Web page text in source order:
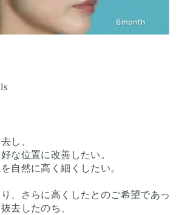
し、
な位置に改善したい。
自然に高く細くしたい。
、さらに高くしたとのご希望であっ
去したのち、